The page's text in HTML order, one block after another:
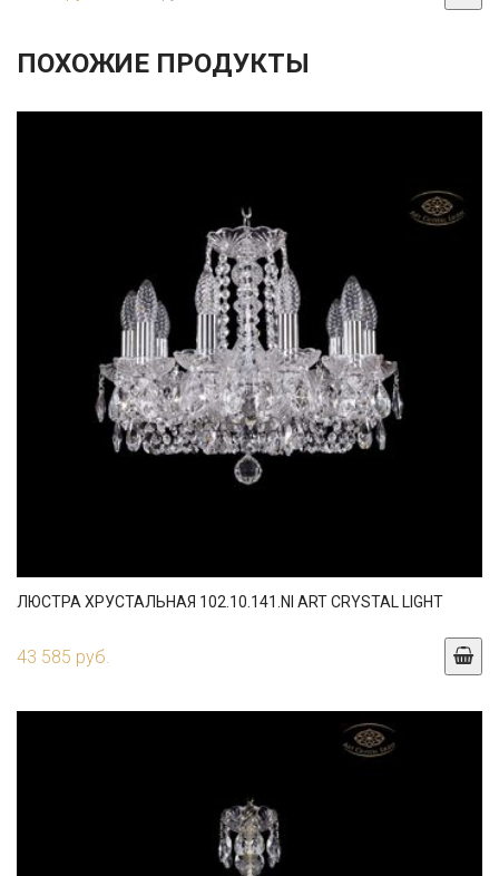
ПОХОЖИЕ ПРОДУКТЫ
ЛЮСТРА ХРУСТАЛЬНАЯ 102.10.141.NI ART CRYSTAL LIGHT
43 585 руб.